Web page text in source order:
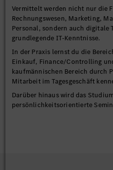
Vermittelt werden nicht nur die
Rechnungswesen, Marketing,
Personal, sondern auch digitale
grundlegende IT-Kenntnisse.
In der Praxis lernst du die
Einkauf, Finance/Controlling
kaufmännischen Bereich durch
Mitarbeit im Tagesgeschäft
Darüber hinaus wird das
persönlichkeitsorientierte